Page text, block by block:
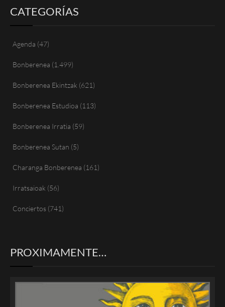
CATEGORÍAS
Agenda (47)
Bonberenea (1.499)
Bonberenea Ekintzak (621)
Bonberenea Estudioa (113)
Bonberenea Irratia (59)
Bonberenea Sutan (5)
Charanga Bonberenea (161)
Irratsaioak (56)
Conciertos (741)
PROXIMAMENTE…